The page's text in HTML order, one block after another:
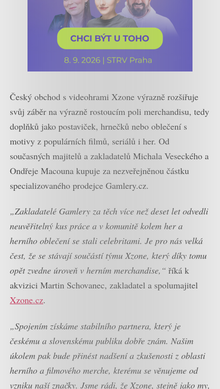
Český obchod s videohrami Xzone výrazně rozšiřuje
svůj záběr na výrazně rostoucím poli merchandisu, tedy
doplňků jako postaviček, hrnečků nebo oblečení s
motivy z populárních filmů, seriálů i her. Od
současných majitelů a zakladatelů Michala Veseckého a
Ondřeje Macouna kupuje za nezveřejněnou částku
specializovaného prodejce Gamlery.cz.
„Zakladatelé Gamlery za těch více než deset let odvedli
neuvěřitelný kus práce a v komunitě kolem her a
herního oblečení se stali celebritami. Je pro nás velká
čest, že se stávají součástí týmu Xzone, který díky tomu
opět zvedne úroveň v herním merchandise,“ říká k
akvizici Martin Schovanec, zakladatel a spolumajitel
Xzone.cz.
„Spojením získáme stabilního partnera, který je
českému a slovenskému publiku dobře znám. Našim
úkolem pak bude přinést nadšení a zkušenosti z oblasti
herního a filmového merche, kterému se věnujeme od
vzniku naší značky. Jsme rádi, že Xzone, stejně jako my,